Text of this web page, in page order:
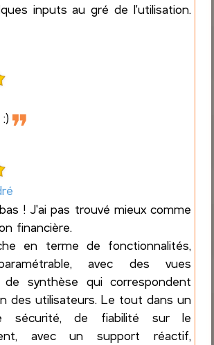
inputs au gré de l'utilisation.
❞
! J'ai pas trouvé mieux comme
financière.
en terme de fonctionnalités,
avec des vues
synthèse qui correspondent
des utilisateurs. Le tout dans un
sécurité, de fiabilité sur le
avec un support réactif,